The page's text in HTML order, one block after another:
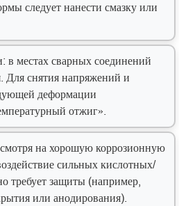
следует нанести смазку или
в местах сварных соединений
Для снятия напряжений и
деформации
отжиг».
на хорошую коррозионную
сильных кислотных/
требует защиты (например,
или анодирования).